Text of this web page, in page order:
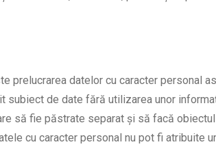
prelucrarea datelor cu caracter personal
subiect de date fără utilizarea unor
să fie păstrate separat și să facă
cu caracter personal nu pot fi atribuite